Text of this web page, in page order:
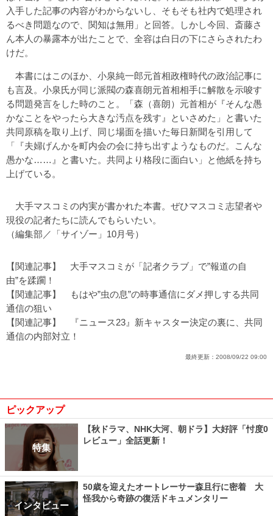
入手した記事の内容がわからないし、そもそも社内で処理され
るべき問題なので、関知は無用」と回答。しかし今回、斎藤さ
ん本人の暴露本が出たことで、全容は白日の下にさらされたわ
けだ。
本書にはこのほか、小泉純一郎元首相政権時代の政治記事に
も言及。小泉氏が同じ派閥の森喜朗元首相相手に解散を示唆す
る問題発言をした時のこと。「森（喜朗）元首相が『そんな愚
かなことをやったら大きな汚点を残す』といさめた」と書いた
共同原稿を取り上げ、同じ場面を描いた毎日新聞を引用して
「『夫婦げんかを町内会の会に持ち出すようなものだ。こんな
愚かな……』と書いた。共同より格段に面白い」と他紙を持ち
上げている。
大手マスコミの内実が書かれた本書。ぜひマスコミ志望者や
現役の記者たちに読んでもらいたい。
（編集部／
「サイゾー」 10月号）
【関連記事】 大手マスコミが「記者クラブ」で”報道の自
由”を蹂躙！
【関連記事】
もはや”虫の息”の時事通信にダメ押しする共同
通信の狙い
【関連記事】
『ニュース23』新キャスター決定の裏に、共同
通信の内部対立！
最終更新： 2008/09/22 09:00
ピックアップ
特集
【秋ドラマ、NHK大河、朝ドラ】大好評「忖度0
レビュー」全話更新！
インタビュー
50歳を迎えたオートレーサー森且行に密着 大
怪我から奇跡の復活ドキュメンタリー